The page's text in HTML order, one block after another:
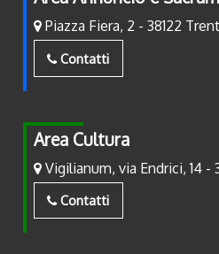
Piazza Fiera, 2 - 38122
Contatti
Area Cultura
Vigilianum, via Endrici, 14 -
Contatti